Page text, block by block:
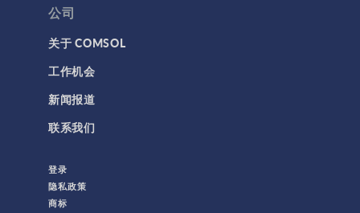
公司
关于 COMSOL
工作机会
新闻报道
联系我们
登录
隐私政策
商标